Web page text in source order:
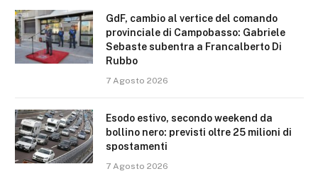
GdF, cambio al vertice del comando
provinciale di Campobasso: Gabriele
Sebaste subentra a Francalberto Di
Rubbo
7 Agosto 2026
Esodo estivo, secondo weekend da
bollino nero: previsti oltre 25 milioni di
spostamenti
7 Agosto 2026